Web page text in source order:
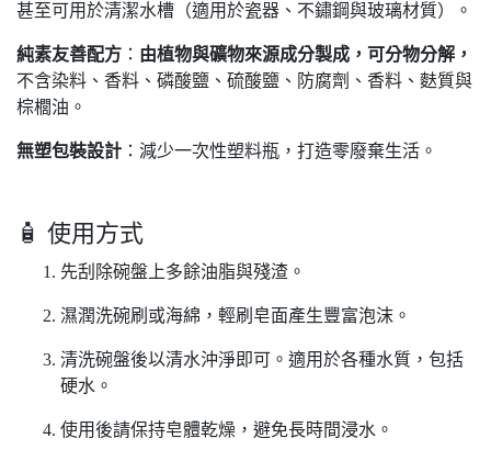
甚至可用於清潔水槽（適用於瓷器、不鏽鋼與玻璃材質）。
純素友善配方 ： 由植物與礦物來源成分製成，可分物分解，
不含染料、香料、磷酸鹽、硫酸鹽、防腐劑、香料、麩質與
棕櫚油。
無塑包裝設計 ：減少一次性塑料瓶，打造零廢棄生活。
🧴 使用方式
先刮除碗盤上多餘油脂與殘渣。
濕潤洗碗刷或海綿，輕刷皂面產生豐富泡沫。
清洗碗盤後以清水沖淨即可。適用於各種水質，包括
硬水。
使用後請保持皂體乾燥，避免長時間浸水。